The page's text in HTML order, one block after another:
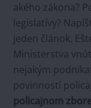
akého zákona?
legislatívy?
jeden článok.
Ministerstva
nejakým
povinností
policajnom